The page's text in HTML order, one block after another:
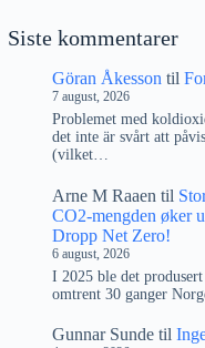
Siste kommentarer
Göran Åkesson til
7 august, 2026
Problemet med
det inte är svårt att
(vilket…
Arne M Raaen til
CO2-mengden øker
Dropp Net Zero!
6 august, 2026
I 2025 ble det
omtrent 30 ganger
Gunnar Sunde til